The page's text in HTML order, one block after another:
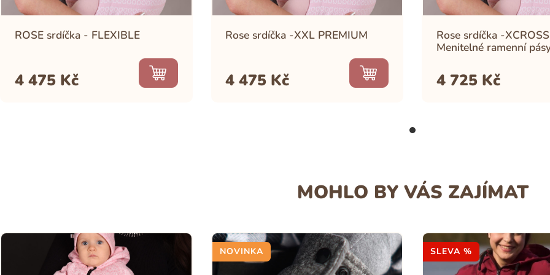
ROSE srdíčka - FLEXIBLE
4 475 Kč
Rose srdíčka -XXL PREMIUM
4 475 Kč
Rose srdíčka -
Menitelné ramenní
4 725 Kč
MOHLO BY VÁS ZAJÍMAT
NOVINKA SLEVA %